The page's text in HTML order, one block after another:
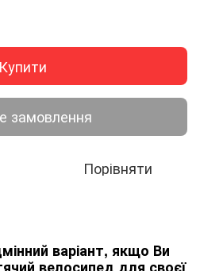
Купити
замовлення
Порівняти
варіант, якщо Ви
велосипед для своєї